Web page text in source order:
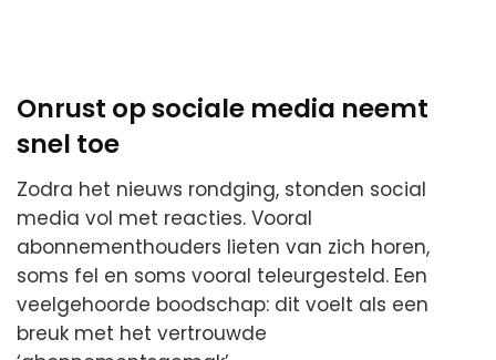
Onrust op sociale media neemt
snel toe
Zodra het nieuws rondging, stonden social
media vol met reacties. Vooral
abonnementhouders lieten van zich horen,
soms fel en soms vooral teleurgesteld. Een
veelgehoorde boodschap: dit voelt als een
breuk met het vertrouwde